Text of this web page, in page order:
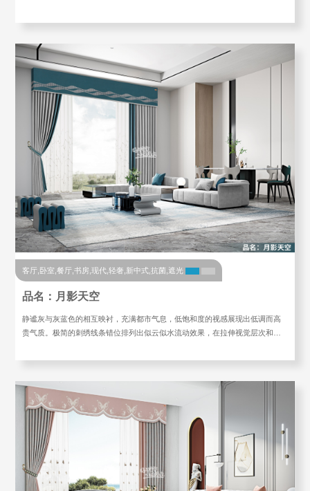
客厅,卧室,餐厅,书房,现代,轻奢,新中式,抗菌,遮光
品名：月影天空
静谧灰与灰蓝色的相互映衬，充满都市气息，低饱和度的视感展现出低调而高
贵气质。极简的刺绣线条错位排列出似云似水流动效果，在拉伸视觉层次和…